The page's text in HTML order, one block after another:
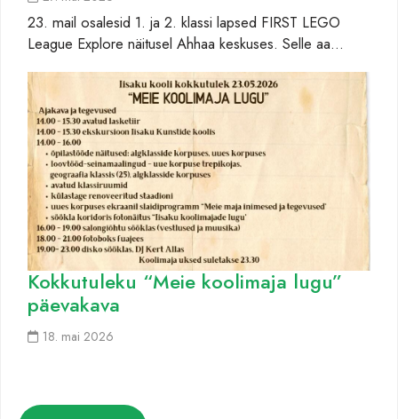
23. mail osalesid 1. ja 2. klassi lapsed FIRST LEGO
League Explore näitusel Ahhaa keskuses. Selle aa…
Kokkutuleku “Meie koolimaja lugu”
päevakava
18. mai 2026